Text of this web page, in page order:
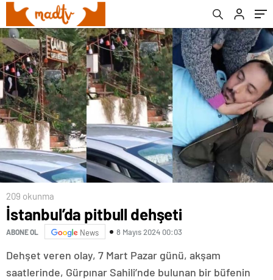
209 okunma
İstanbul’da pitbull dehşeti
ABONE OL News 8 Mayıs 2024 00:03
Dehşet veren olay, 7 Mart Pazar günü, akşam
saatlerinde, Gürpınar Sahili’nde bulunan bir büfenin